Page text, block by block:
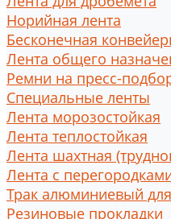
Норийная лента
Бесконечная
Лента общего
Ремни на пресс-
Специальные ленты
Лента морозостойкая
Лента теплостойкая
Лента шахтная
Лента с
Трак алюминиевый
Резиновые прокладки